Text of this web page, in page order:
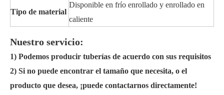
Tipo de material
Disponible en frío enrollado y enrollado en
caliente
Nuestro servicio:
1) Podemos producir tuberías de acuerdo con sus requisitos
2) Si no puede encontrar el tamaño que necesita, o el
producto que desea, ¡puede contactarnos directamente!